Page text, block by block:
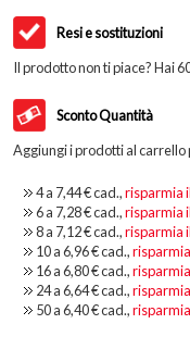
Resi e sostituzioni
Il prodotto non ti piace? Hai
Sconto Quantità
Aggiungi i prodotti al carrello
4 a 7,44 €cad.,risparmia il
6 a 7,28 €cad.,risparmia il
8 a 7,12 €cad.,risparmia il
10 a6,96 €cad.,
16 a6,80 €cad.,
24 a6,64 €cad.,
50 a6,40 €cad.,